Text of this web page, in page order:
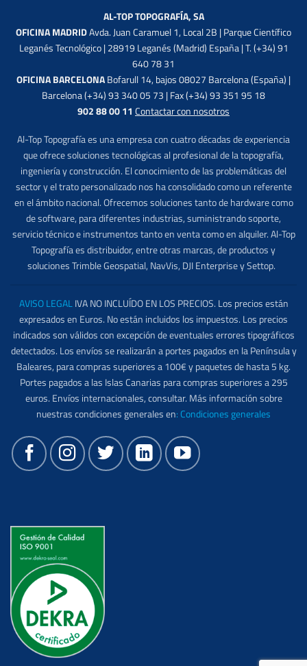
AL-TOP TOPOGRAFÍA, SA
OFICINA MADRIDAvda. Juan Caramuel 1, Local 2B | Parque Científico
Leganés Tecnológico | 28919 Leganés (Madrid) España | T. (+34) 91
640 78 31
OFICINA BARCELONABofarull 14, bajos 08027 Barcelona (España) |
Barcelona (+34) 93 340 05 73 | Fax (+34) 93 351 95 18
902 88 00 11 Contactar con nosotros
Al-Top Topografía es una empresa con cuatro décadas de experiencia
que ofrece soluciones tecnológicas al profesional de la topografía,
ingeniería y construcción. El conocimiento de las problemáticas del
sector y el trato personalizado nos ha consolidado como un referente
en el ámbito nacional. Ofrecemos soluciones tanto de hardware como
de software, para diferentes industrias, suministrando soporte,
servicio técnico e instrumentos tanto en venta como en alquiler. Al-Top
Topografía es distribuidor, entre otras marcas, de productos y
soluciones Trimble Geospatial, NavVis, DJI Enterprise y Settop.
AVISO LEGAL IVA NO INCLUÍDO EN LOS PRECIOS. Los precios están
expresados en Euros. No están incluidos los impuestos. Los precios
indicados son válidos con excepción de eventuales errores tipográficos
detectados. Los envíos se realizarán a portes pagados en la Península y
Baleares, para compras superiores a 100€ y paquetes de hasta 5 kg.
Portes pagados a las Islas Canarias para compras superiores a 295
euros. Envíos internacionales, consultar. Más información sobre
nuestras condiciones generales en: Condiciones generales